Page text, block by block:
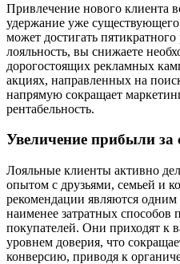
Привлечение нового клиента
удержание уже
может достигать
лояльность, вы снижаете
дорогостоящих рекламных
акциях, направленных на
напрямую сокращает
рентабельность.
Увеличение прибыли за
Лояльные клиенты активно
опытом с друзьями, семьей и
рекомендации являются
наименее затратных способов
покупателей. Они приходят к
уровнем доверия, что
конверсию, приводя к